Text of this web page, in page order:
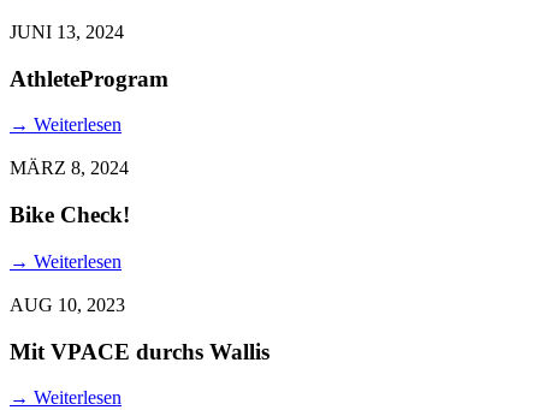
JUNI 13, 2024
AthleteProgram
→ Weiterlesen
MÄRZ 8, 2024
Bike Check!
→ Weiterlesen
AUG 10, 2023
Mit VPACE durchs Wallis
→ Weiterlesen